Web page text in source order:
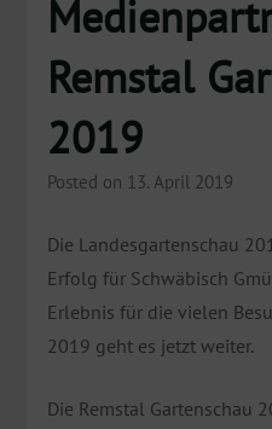
Remstal
2019
Posted on 13. April 2019
Die Landesgartenschau
Erfolg für Schwäbisch
Erlebnis für die vielen
2019 geht es jetzt weiter.
Die Remstal Gartenschau